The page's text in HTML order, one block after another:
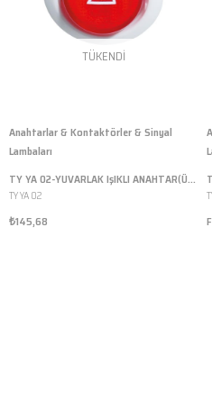
TÜKENDI
Anahtarlar & Kontaktörler & Sinyal
Lambaları
TY YA 02-YUVARLAK IşIKLI ANAHTAR(Ütü)
TY YA 02
₺145,68